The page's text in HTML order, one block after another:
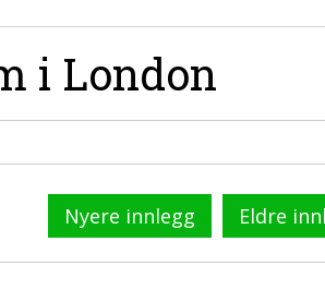
i London
Nyere innlegg Eldre